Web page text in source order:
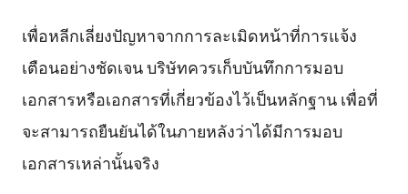
เพื่อหลีกเลี่ยงปัญหาจากการละเมิดหน้าที่การแจ้ง
เตือนอย่างชัดเจน บริษัทควรเก็บบันทึกการมอบ
เอกสารหรือเอกสารที่เกี่ยวข้องไว้เป็นหลักฐาน เพื่อที่
จะสามารถยืนยันได้ในภายหลังว่าได้มีการมอบ
เอกสารเหล่านั้นจริง